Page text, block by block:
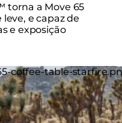
torna a Move 65
e capaz de
e exposição